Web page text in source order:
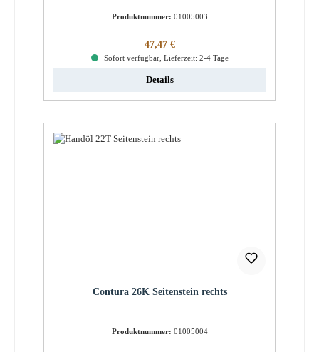
Produktnummer: 01005003
Regulärer Preis:
47,47 €
Sofort verfügbar, Lieferzeit: 2-4 Tage
Details
Contura 26K Seitenstein rechts
Produktnummer: 01005004